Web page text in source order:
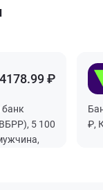
₽
банк
5 100
₽,
₽
банк
5 100
₽,
₽
банк
5 100
₽,
₽
банк
5 100
₽,